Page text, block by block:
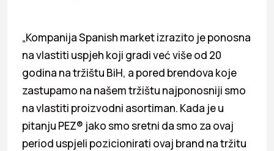
„Kompanija Spanish market izrazito je ponosna
na vlastiti uspjeh koji gradi već više od 20
godina na tržištu BiH, a pored brendova koje
zastupamo na našem tržištu najponosniji smo
na vlastiti proizvodni asortiman. Kada je u
pitanju PEZ® jako smo sretni da smo za ovaj
period uspjeli pozicionirati ovaj brand na tržitu